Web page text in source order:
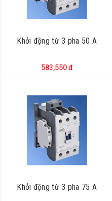
Khởi động từ 3 pha 50 A
583,550 đ
Khởi động từ 3 pha 75 A